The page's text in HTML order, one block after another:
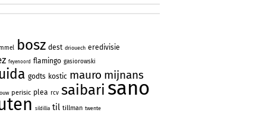
bosz dest driouech eredivisie
feyenoord flamingo gasiorowski
godts kostic mauro mijnans
perisic plea rcv saibari sano
sildillia til tillman twente